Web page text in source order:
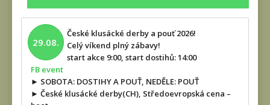
29.08.
České klusácké derby a pouť 2026!
Celý víkend plný zábavy!
start akce 9:00, start dostihů: 14:00
FB event
► SOBOTA: DOSTIHY A POUŤ, NEDĚLE: POUŤ
► České klusácké derby(CH), Středoevropská cena –